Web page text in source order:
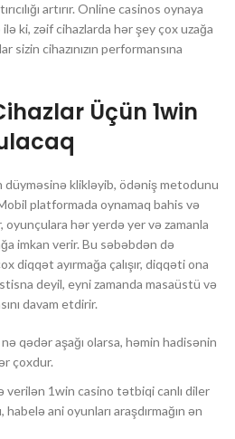
artırır. Online casinos oynaya
ki, zəif cihazlarda hər şey çox uzağa
cihazınızın performansına
Üçün 1win
düyməsinə klikləyib, ödəniş metodunu
platformada oynamaq bahis və
oyunçulara hər yerdə yer və zamanla
imkan verir. Bu səbəbdən də
diqqət ayırmağa çalışır, diqqəti ona
deyil, eyni zamanda masaüstü və
davam etdirir.
qədər aşağı olarsa, həmin hadisənin
çoxdur.
verilən 1win casino tətbiqi canlı diler
habelə ani oyunları araşdırmağın ən